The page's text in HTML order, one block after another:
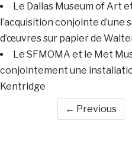
Le Dallas Museum of Art
l’acquisition conjointe d’une
d’œuvres sur papier de
Le SFMOMA et le Met
conjointement une
Kentridge
← Previous